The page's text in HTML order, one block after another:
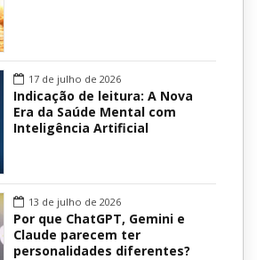
17 de julho de 2026
Indicação de leitura: A Nova
Era da Saúde Mental com
Inteligência Artificial
13 de julho de 2026
Por que ChatGPT, Gemini e
Claude parecem ter
personalidades diferentes?